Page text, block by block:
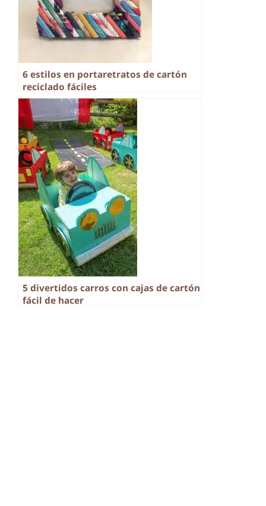
6 estilos en portaretratos de cartón
reciclado fáciles
5 divertidos carros con cajas de cartón
fácil de hacer